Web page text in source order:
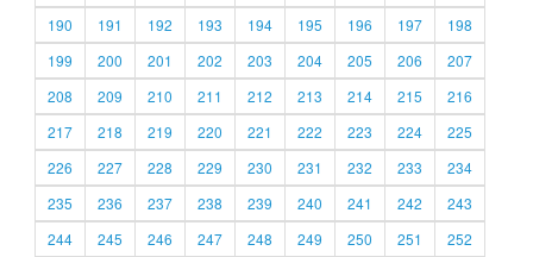
190
191 192 193 194 195 196 197
198
199
200 201 202 203 204 205 206
207
208
209 210 211 212 213 214 215
216
217
218 219 220 221 222 223 224
225
226
227 228 229 230 231 232 233
234
235
236 237 238 239 240 241 242
243
244
245 246 247 248 249 250 251
252